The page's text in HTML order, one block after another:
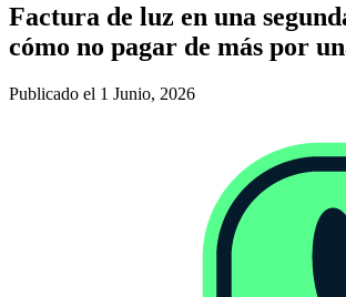
Factura de luz en una
cómo no pagar de más por
Publicado el 1 Junio, 2026